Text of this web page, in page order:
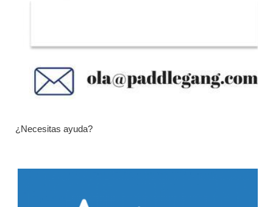
¿Necesitas ayuda?